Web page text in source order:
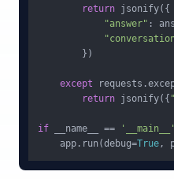
return jsonify({
"answer" :
        })
except
return jsonify({
if __name__ == '__main__'
    app.run(debug=
True,